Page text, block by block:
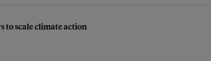
to scale climate action